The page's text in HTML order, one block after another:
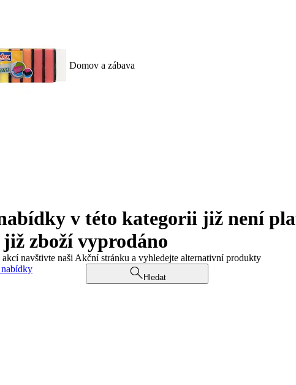
Domov a zábava
v této kategorii již není
již zboží vyprodáno
navštivte naši Akční stránku a vyhledejte alternativní produkty
Hledat